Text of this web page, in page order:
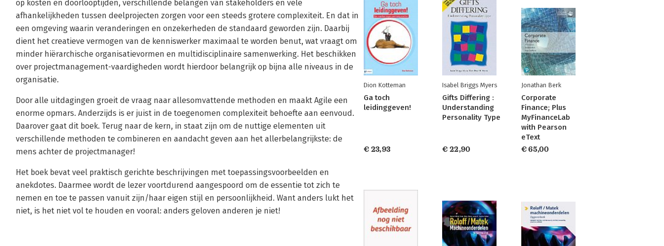
op kosten en doorlooptijden, verschillende belangen van stakeholders en vele
afhankelijkheden tussen deelprojecten zorgen voor een steeds grotere complexiteit. En dat in
een omgeving waarin veranderingen en onzekerheden de standaard geworden zijn. Daarbij
dient het creatieve vermogen van de kenniswerker maximaal te worden benut, wat vraagt om
minder hiërarchische organisatievormen en multidisciplinaire samenwerking. Het beschikken
over projectmanagement-vaardigheden wordt hierdoor belangrijk op bijna alle niveaus in de
organisatie.
Door alle uitdagingen groeit de vraag naar allesomvattende methoden en maakt Agile een
enorme opmars. Anderzijds is er juist in de toegenomen complexiteit behoefte aan eenvoud.
Daarover gaat dit boek. Terug naar de kern, in staat zijn om de nuttige elementen uit
verschillende methoden te combineren en aandacht geven aan het allerbelangrijkste: de
mens achter de projectmanager!
Het boek bevat veel praktisch gerichte beschrijvingen met toepassingsvoorbeelden en
anekdotes. Daarmee wordt de lezer voortdurend aangespoord om de essentie tot zich te
nemen en toe te passen vanuit zijn/haar eigen stijl en persoonlijkheid. Want anders lukt het
niet, is het niet vol te houden en vooral: anders geloven anderen je niet!
Dion Kotteman
Ga toch
leidinggeven!
€ 23,93
Isabel Briggs Myers
Gifts Differing :
Understanding
Personality Type
€ 22,90
Jonathan Berk
Corporate
Finance; Plus
MyFinanceLab
with Pearson
eText
€ 65,00